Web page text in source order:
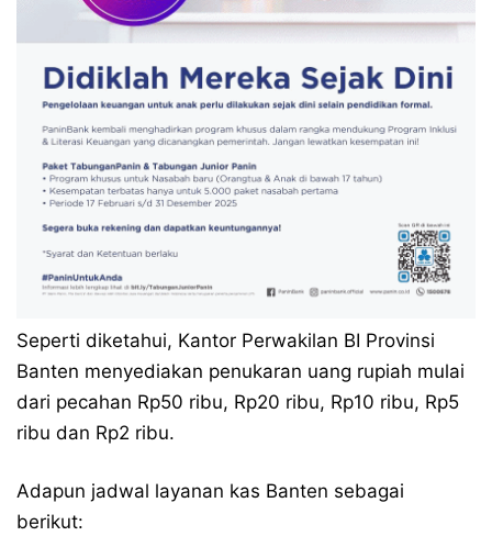
Seperti diketahui, Kantor Perwakilan BI Provinsi
Banten menyediakan penukaran uang rupiah mulai
dari pecahan Rp50 ribu, Rp20 ribu, Rp10 ribu, Rp5
ribu dan Rp2 ribu.
Adapun jadwal layanan kas Banten sebagai
berikut: